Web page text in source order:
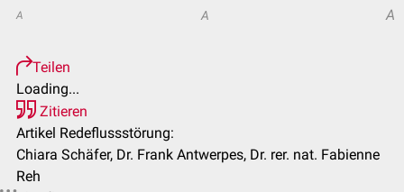
A A A
Teilen
Loading...
Zitieren
Artikel Redeflussstörung:
Chiara Schäfer, Dr. Frank Antwerpes, Dr. rer. nat. Fabienne
Reh